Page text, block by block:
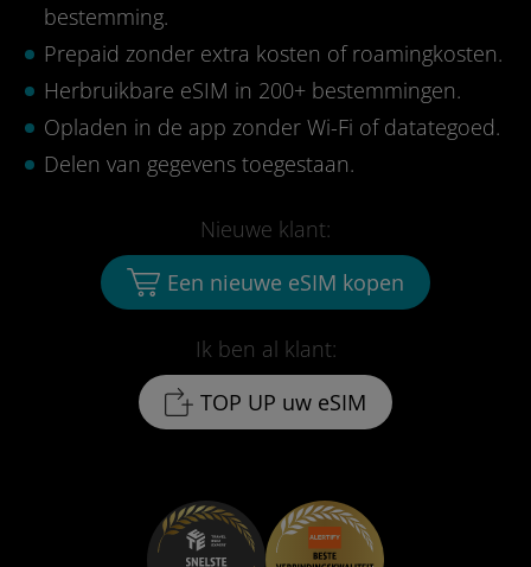
bestemming.
Prepaid zonder extra kosten of roamingkosten.
Herbruikbare eSIM in 200+ bestemmingen.
Opladen in de app zonder Wi-Fi of datategoed.
Delen van gegevens toegestaan.
Ik ben al klant:
TOP UP uw eSIM
Nieuwe klant:
Een nieuwe eSIM kopen